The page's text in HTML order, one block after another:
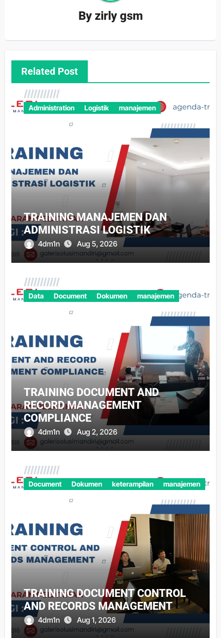
Byzirly gsm
Related Post
Administration Logistik manajemen
TRAINING MANAJEMEN DAN
ADMINISTRASI LOGISTIK
4dm1n Aug 5, 2026
Data Document Dokumen manajemen
TRAINING DOCUMENT AND
RECORD MANAGEMENT
COMPLIANCE
4dm1n Aug 2, 2026
Document Dokumen keterampilan manajemen
TRAINING DOCUMENT CONTROL
AND RECORDS MANAGEMENT
4dm1n Aug 1, 2026